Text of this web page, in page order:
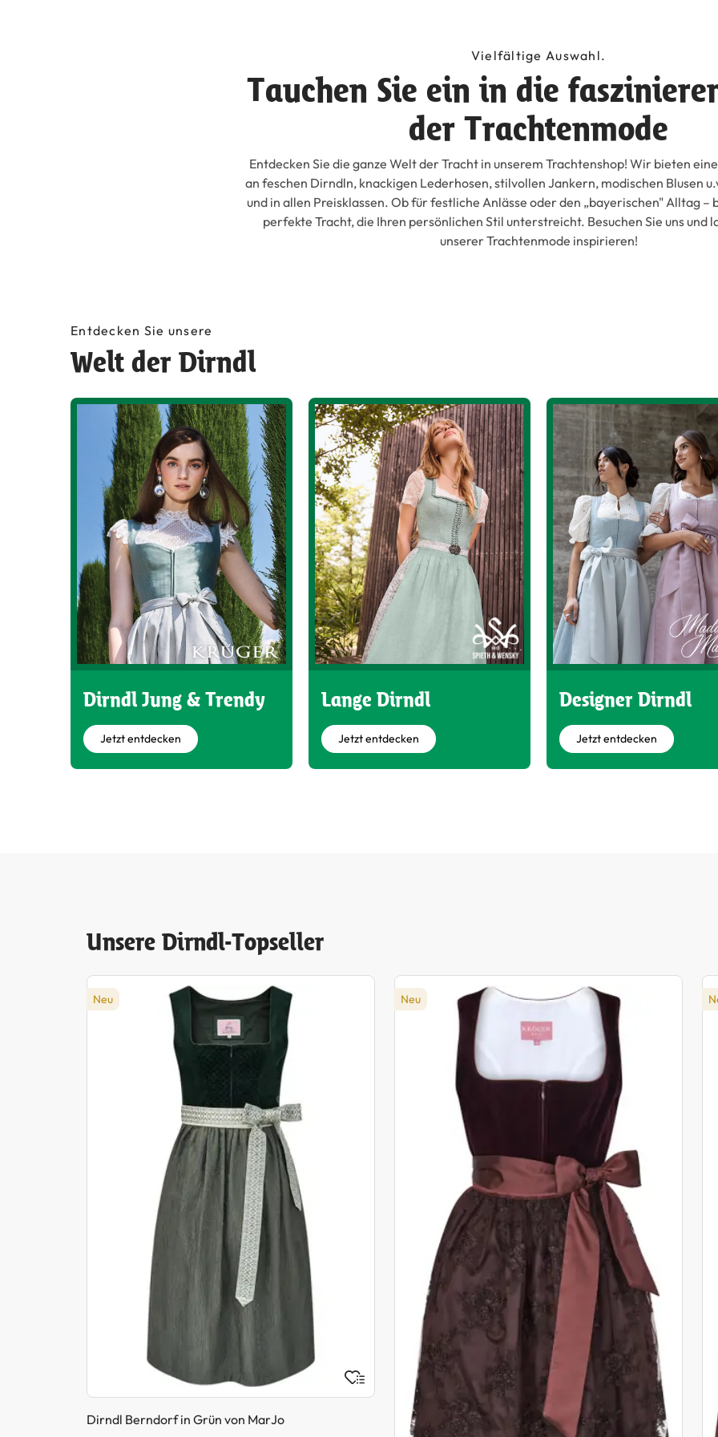
Vielfältige Auswahl.
Tauchen Sie ein in die
der Trachtenmode
Entdecken Sie die ganze Welt der Tracht in unserem Trachtenshop! Wir bieten
an feschen Dirndln, knackigen Lederhosen, stilvollen Jankern, modischen Blusen
und in allen Preisklassen. Ob für festliche Anlässe oder den „bayerischen" Alltag –
perfekte Tracht, die Ihren persönlichen Stil unterstreicht. Besuchen Sie uns und
unserer Trachtenmode inspirieren!
Entdecken Sie unsere
Welt der Dirndl
Dirndl Jung & Trendy
Jetzt entdecken
Lange Dirndl
Jetzt entdecken
Designer Dirndl
Jetzt entdecken
Produktgalerie überspringen
Unsere Dirndl-Topseller
Neu
Dirndl Berndorf in Grün von MarJo
Neu